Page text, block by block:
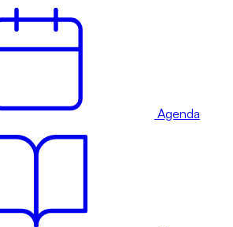
Agenda